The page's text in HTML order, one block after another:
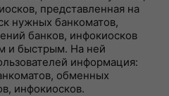
представленная на
нужных банкоматов,
банков, инфокиосков
и быстрым. На ней
информация:
обменных
инфокиосков.